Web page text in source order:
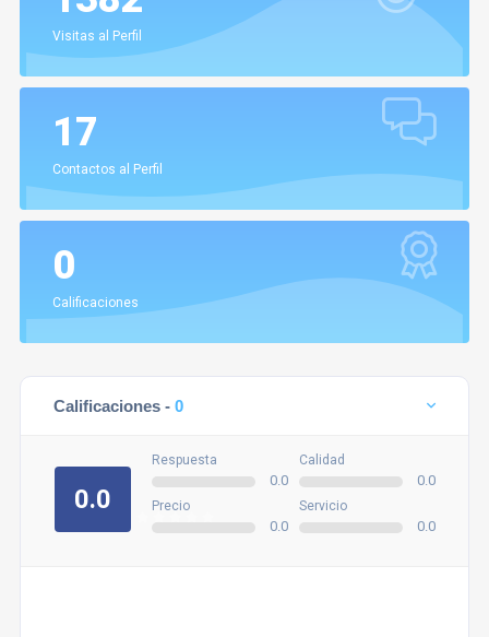
Visitas al Perfil
17
Contactos al Perfil
0
Calificaciones
Calificaciones - 0
0.0
Respuesta
0.0
Calidad
0.0
Precio
0.0
Servicio
0.0